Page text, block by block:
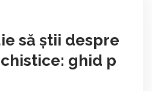
să știi despre
ghid p